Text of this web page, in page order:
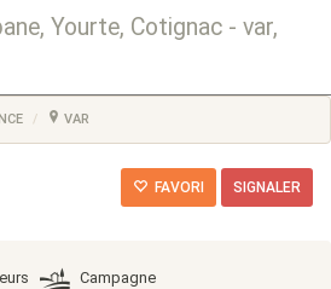
Yourte, Cotignac - var,
VAR
FAVORI SIGNALER
Campagne